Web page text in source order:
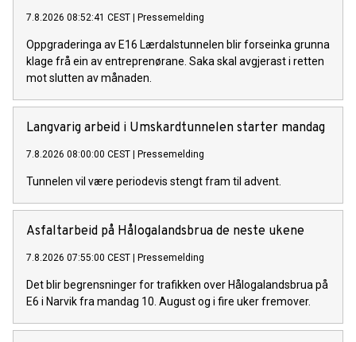
7.8.2026 08:52:41 CEST | Pressemelding
Oppgraderinga av E16 Lærdalstunnelen blir forseinka grunna
klage frå ein av entreprenørane. Saka skal avgjerast i retten
mot slutten av månaden.
Langvarig arbeid i Umskardtunnelen starter mandag
7.8.2026 08:00:00 CEST | Pressemelding
Tunnelen vil være periodevis stengt fram til advent.
Asfaltarbeid på Hålogalandsbrua de neste ukene
7.8.2026 07:55:00 CEST | Pressemelding
Det blir begrensninger for trafikken over Hålogalandsbrua på
E6 i Narvik fra mandag 10. August og i fire uker fremover.